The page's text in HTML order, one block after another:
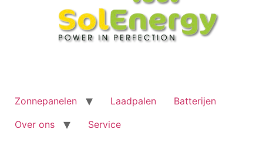
Zonnepanelen Laadpalen
Batterijen
Over ons
Service